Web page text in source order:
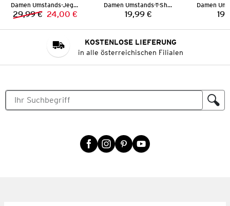
Damen Umstands-Jeggings
Vorheriger Preis:
29,99 € Neuer Preis:
24,00 €
Damen Umstands-T-Shirt
Preis:
19,99 €
KOSTENLOSE LIEFERUNG
in alle österreichischen Filialen